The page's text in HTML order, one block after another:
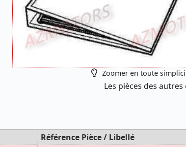
Zoomer en toute
Les pièces des autres
Référence Pièce / Libellé